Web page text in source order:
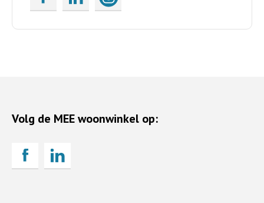
Volg de MEE woonwinkel op: